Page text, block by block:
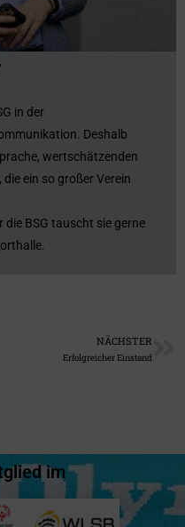
in der
Deshalb
wertschätzenden
ein so großer Verein
BSG tauscht sie gerne
NÄCHSTER
Erfolgreicher Einstand
im